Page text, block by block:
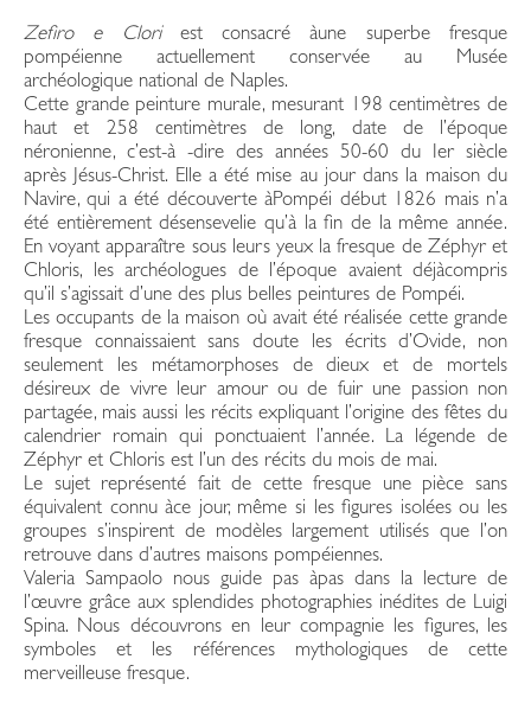
Zefiro e Cloriest consacré àune superbe fresque
pompéienne actuellement conservée au Musée
archéologique national de Naples.
Cette grande peinture murale, mesurant 198 centimètres de
haut et 258 centimètres de long, date de l’époque
néronienne, c’est-à -dire des années 50-60 du Ier siècle
après Jésus-Christ. Elle a été mise au jour dans la maison du
Navire, qui a été découverte àPompéi début 1826 mais n’a
été entièrement désensevelie qu’à la fin de la même année.
En voyant apparaître sous leurs yeux la fresque de Zéphyr et
Chloris, les archéologues de l’époque avaient déjàcompris
qu’il s’agissait d’une des plus belles peintures de Pompéi.
Les occupants de la maison où avait été réalisée cette grande
fresque connaissaient sans doute les écrits d’Ovide, non
seulement les métamorphoses de dieux et de mortels
désireux de vivre leur amour ou de fuir une passion non
partagée, mais aussi les récits expliquant l’origine des fêtes du
calendrier romain qui ponctuaient l’année. La légende de
Zéphyr et Chloris est l’un des récits du mois de mai.
Le sujet représenté fait de cette fresque une pièce sans
équivalent connu àce jour, même si les figures isolées ou les
groupes s’inspirent de modèles largement utilisés que l’on
retrouve dans d’autres maisons pompéiennes.
Valeria Sampaolo nous guide pas àpas dans la lecture de
l’œuvre grâce aux splendides photographies inédites de Luigi
Spina. Nous découvrons en leur compagnie les figures, les
symboles et les références mythologiques de cette
merveilleuse fresque.